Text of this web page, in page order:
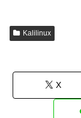
Kalilinux
X